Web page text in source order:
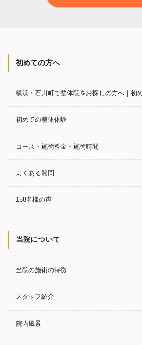
初めての方へ
横浜・石川町で整体院をお探しの方へ｜初
初めての整体体験
コース・施術料金・施術時間
よくある質問
158名様の声
当院について
当院の施術の特徴
スタッフ紹介
院内風景